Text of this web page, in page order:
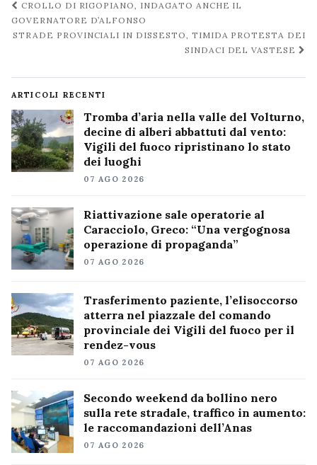
Navigazione
post
CROLLO DI RIGOPIANO, INDAGATO ANCHE IL
GOVERNATORE D’ALFONSO
STRADE PROVINCIALI IN DISSESTO, TIMIDA PROTESTA DEI
SINDACI DEL VASTESE
ARTICOLI RECENTI
Tromba d’aria nella valle del Volturno,
decine di alberi abbattuti dal vento:
Vigili del fuoco ripristinano lo stato
dei luoghi
07 AGO 2026
Riattivazione sale operatorie al
Caracciolo, Greco: “Una vergognosa
operazione di propaganda”
07 AGO 2026
Trasferimento paziente, l’elisoccorso
atterra nel piazzale del comando
provinciale dei Vigili del fuoco per il
rendez-vous
07 AGO 2026
Secondo weekend da bollino nero
sulla rete stradale, traffico in aumento:
le raccomandazioni dell’Anas
07 AGO 2026